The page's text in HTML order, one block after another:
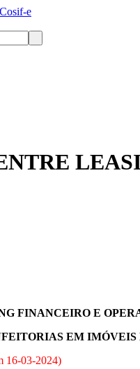
FINANCEIRO E
EM IMÓVEIS
16-03-2024)